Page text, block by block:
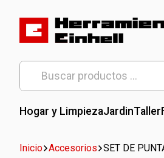
content
Herramientas Einhell
Distribuidor Oficial
Buscar
por:
Hogar y LimpiezaJardinTaller
Inicio Accesorios SET DE